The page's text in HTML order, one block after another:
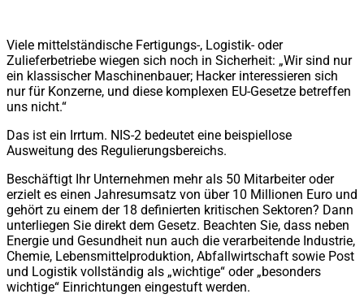
Viele mittelständische Fertigungs-, Logistik- oder
Zulieferbetriebe wiegen sich noch in Sicherheit: „Wir sind nur
ein klassischer Maschinenbauer; Hacker interessieren sich
nur für Konzerne, und diese komplexen EU-Gesetze betreffen
uns nicht.“
Das ist ein Irrtum. NIS-2 bedeutet eine beispiellose
Ausweitung des Regulierungsbereichs.
Beschäftigt Ihr Unternehmen mehr als 50 Mitarbeiter oder
erzielt es einen Jahresumsatz von über 10 Millionen Euro und
gehört zu einem der 18 definierten kritischen Sektoren? Dann
unterliegen Sie direkt dem Gesetz. Beachten Sie, dass neben
Energie und Gesundheit nun auch die verarbeitende Industrie,
Chemie, Lebensmittelproduktion, Abfallwirtschaft sowie Post
und Logistik vollständig als „wichtige“ oder „besonders
wichtige“ Einrichtungen eingestuft werden.